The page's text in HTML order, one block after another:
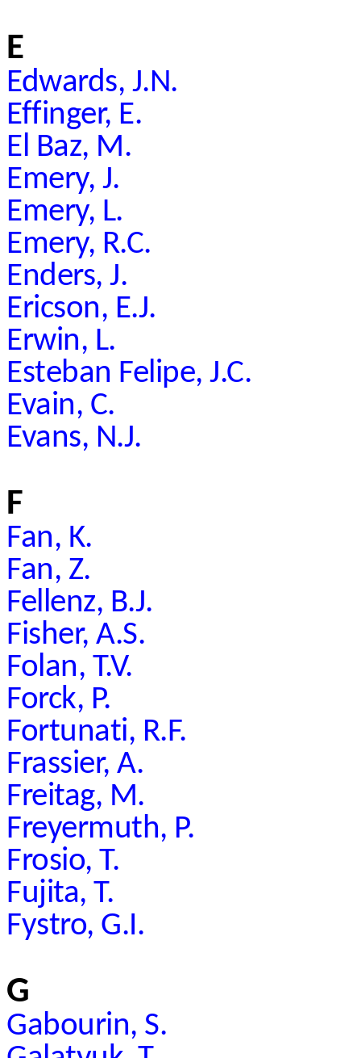
E
Edwards, J.N.
Effinger, E.
El Baz, M.
Emery, J.
Emery, L.
Emery, R.C.
Enders, J.
Ericson, E.J.
Erwin, L.
Esteban Felipe, J.C.
Evain, C.
Evans, N.J.
F
Fan, K.
Fan, Z.
Fellenz, B.J.
Fisher, A.S.
Folan, T.V.
Forck, P.
Fortunati, R.F.
Frassier, A.
Freitag, M.
Freyermuth, P.
Frosio, T.
Fujita, T.
Fystro, G.I.
G
Gabourin, S.